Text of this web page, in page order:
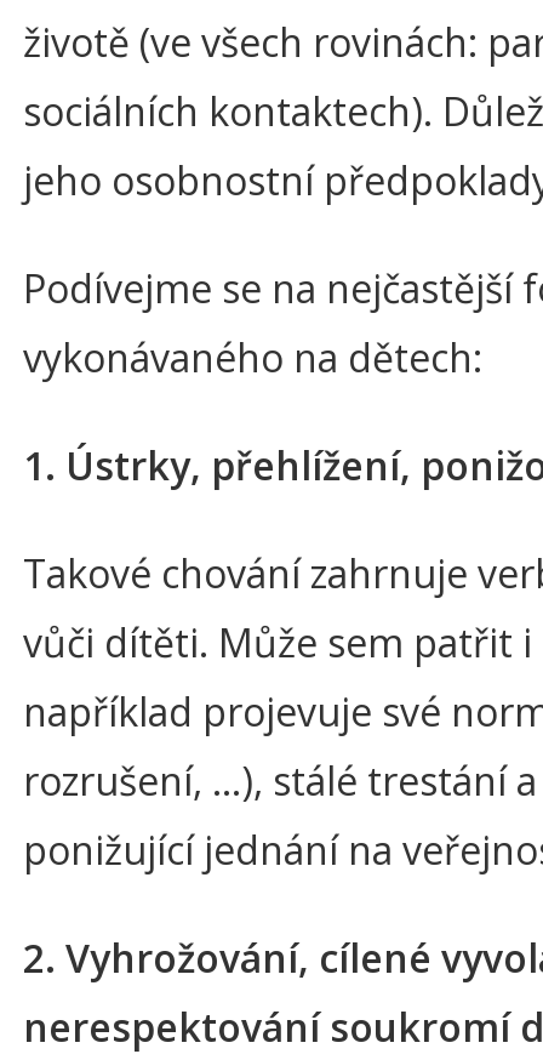
životě (ve všech rovinách:
sociálních kontaktech).
jeho osobnostní
Podívejme se na nejčastější
vykonávaného na dětech:
1. Ústrky, přehlížení,
Takové chování zahrnuje
vůči dítěti. Může sem patřit
například projevuje své
rozrušení, …), stálé trestání
ponižující jednání na
2. Vyhrožování, cílené
nerespektování soukromí